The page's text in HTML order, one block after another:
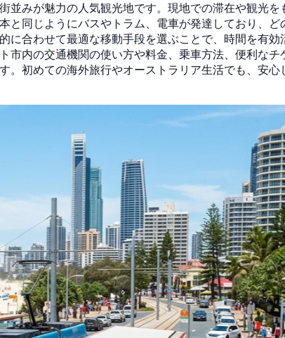
みが魅力の人気観光地です。現地での滞在や観光を
と同じようにバスやトラム、電車が発達しており、ど
に合わせて最適な移動手段を選ぶことで、時間を有効
内の交通機関の使い方や料金、乗車方法、便利なチ
。初めての海外旅行やオーストラリア生活でも、安心